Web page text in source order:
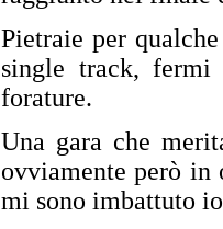
Pietraie per
single track,
forature.
Una gara che
ovviamente però
mi sono imbattuto